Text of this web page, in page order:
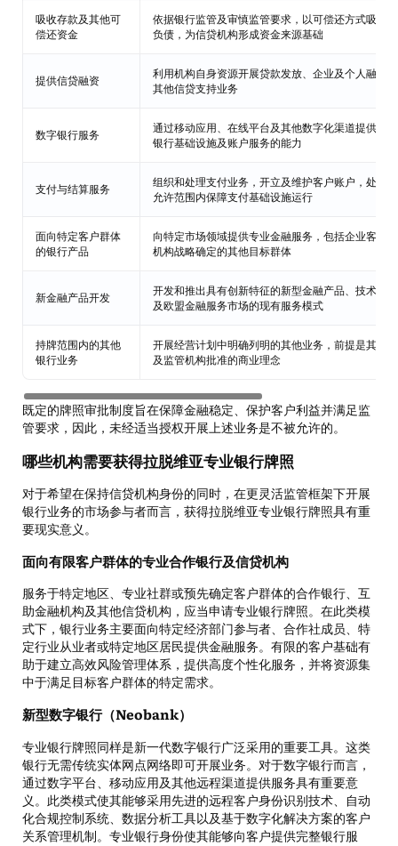
吸收存款及其他可
偿还资金
依据银行监管及审慎监管要求，以可偿还方式吸收
负债，为信贷机构形成资金来源基础
提供信贷融资
利用机构自身资源开展贷款发放、企业及个人融资
其他信贷支持业务
数字银行服务
通过移动应用、在线平台及其他数字化渠道提供产
银行基础设施及账户服务的能力
支付与结算服务
组织和处理支付业务，开立及维护客户账户，处理
允许范围内保障支付基础设施运行
面向特定客户群体
的银行产品
向特定市场领域提供专业金融服务，包括企业客户
机构战略确定的其他目标群体
新金融产品开发
开发和推出具有创新特征的新型金融产品、技术平
及欧盟金融服务市场的现有服务模式
持牌范围内的其他
银行业务
开展经营计划中明确列明的其他业务，前提是其符
及监管机构批准的商业理念
既定的牌照审批制度旨在保障金融稳定、保护客户利益并满足监
管要求，因此，未经适当授权开展上述业务是不被允许的。
哪些机构需要获得拉脱维亚专业银行牌照
对于希望在保持信贷机构身份的同时，在更灵活监管框架下开展
银行业务的市场参与者而言，获得拉脱维亚专业银行牌照具有重
要现实意义。
面向有限客户群体的专业合作银行及信贷机构
服务于特定地区、专业社群或预先确定客户群体的合作银行、互
助金融机构及其他信贷机构，应当申请专业银行牌照。在此类模
式下，银行业务主要面向特定经济部门参与者、合作社成员、特
定行业从业者或特定地区居民提供金融服务。有限的客户基础有
助于建立高效风险管理体系，提供高度个性化服务，并将资源集
中于满足目标客户群体的特定需求。
新型数字银行（Neobank）
专业银行牌照同样是新一代数字银行广泛采用的重要工具。这类
银行无需传统实体网点网络即可开展业务。对于数字银行而言，
通过数字平台、移动应用及其他远程渠道提供服务具有重要意
义。此类模式使其能够采用先进的远程客户身份识别技术、自动
化合规控制系统、数据分析工具以及基于数字化解决方案的客户
关系管理机制。专业银行身份使其能够向客户提供完整银行服